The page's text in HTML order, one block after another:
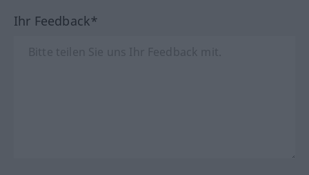
Ihr Feedback*